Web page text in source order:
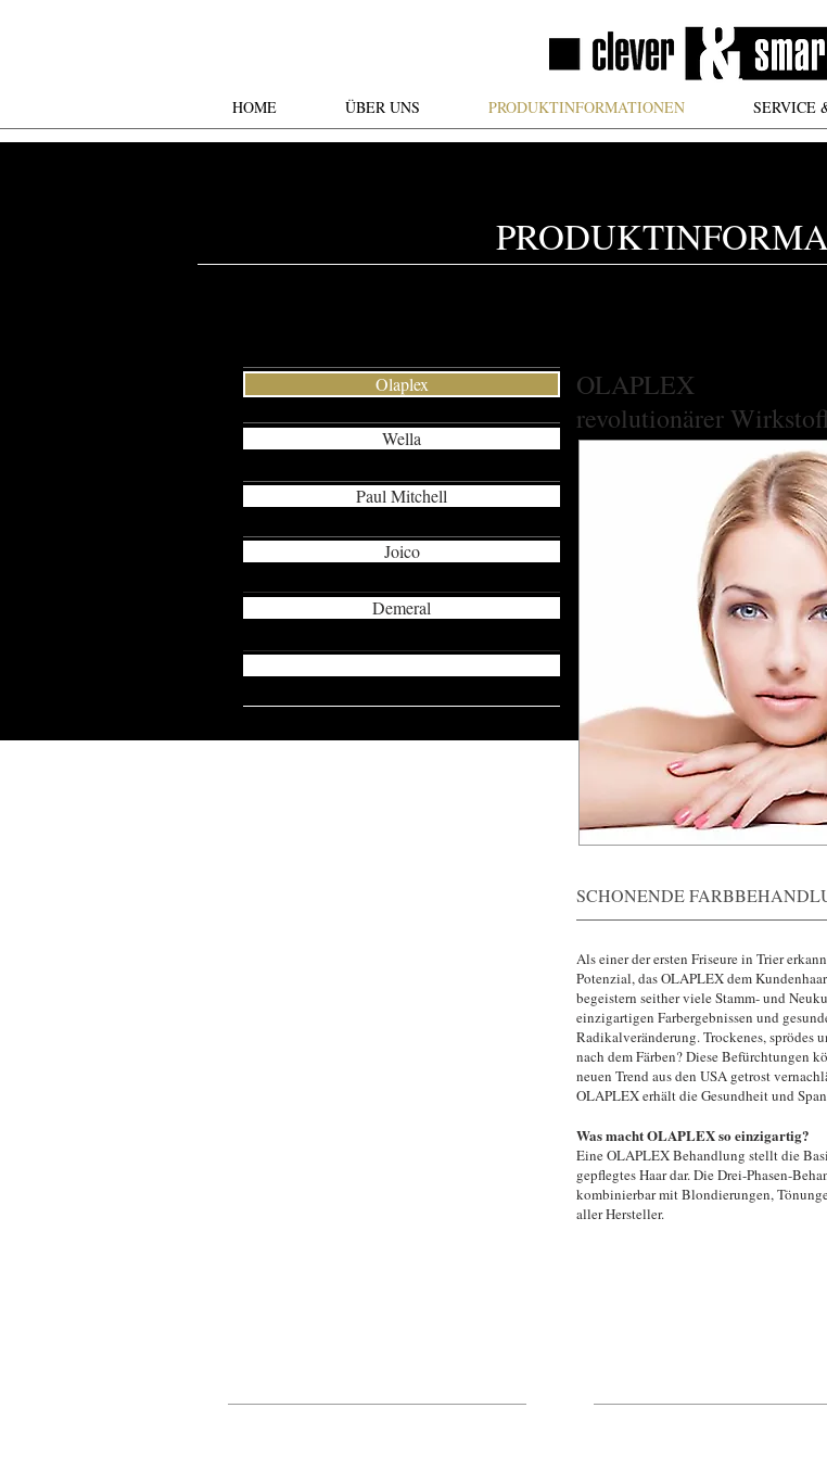
HOME ÜBER UNS PRODUKTINFORMATIONEN SERVICE
OLAPLEX
revolutionärer
Joico
Demeral
Olaplex
Wella
Paul Mitchell
SCHONENDE
Als einer der ersten Friseure in Trier
Potenzial, das OLAPLEX dem
begeistern seither viele Stamm- und
einzigartigen Farbergebnissen und
Radikalveränderung. Trockenes, sprödes
nach dem Färben? Diese Befürchtungen
neuen Trend aus den USA getrost
OLAPLEX erhält die Gesundheit und
Was macht OLAPLEX so einzigartig?
Eine OLAPLEX Behandlung stellt die
gepflegtes Haar dar. Die Drei-Phasen-
kombinierbar mit Blondierungen,
aller Hersteller.